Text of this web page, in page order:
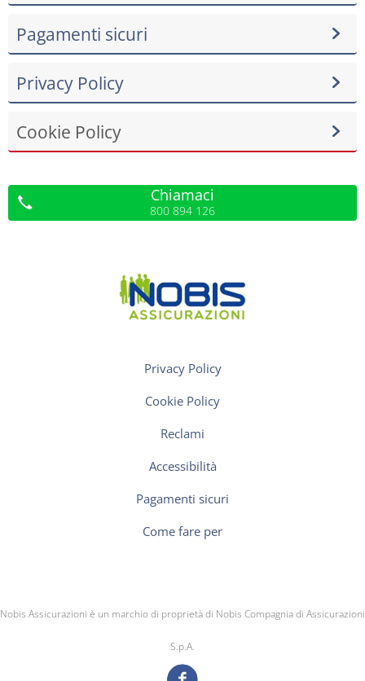
Pagamenti sicuri
Privacy Policy
Cookie Policy
Chiamaci
800 894 126
Privacy Policy
Cookie Policy
Reclami
Accessibilità
Pagamenti sicuri
Come fare per
Nobis Assicurazioni è un marchio di proprietà di Nobis Compagnia di Assicurazioni
S.p.A.